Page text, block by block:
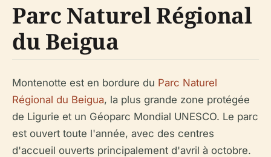
Parc Naturel Régional
du Beigua
Montenotte est en bordure du Parc Naturel
Régional du Beigua, la plus grande zone protégée
de Ligurie et un Géoparc Mondial UNESCO. Le parc
est ouvert toute l'année, avec des centres
d'accueil ouverts principalement d'avril à octobre.